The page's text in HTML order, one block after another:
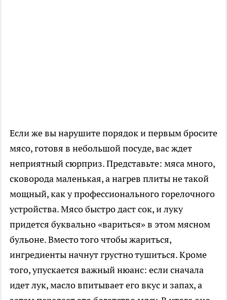
Если же вы нарушите порядок и первым бросите
мясо, готовя в небольшой посуде, вас ждет
неприятный сюрприз. Представьте: мяса много,
сковорода маленькая, а нагрев плиты не такой
мощный, как у профессионального горелочного
устройства. Мясо быстро даст сок, и луку
придется буквально «вариться» в этом мясном
бульоне. Вместо того чтобы жариться,
ингредиенты начнут грустно тушиться. Кроме
того, упускается важный нюанс: если сначала
идет лук, масло впитывает его вкус и запах, а